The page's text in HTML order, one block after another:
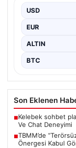
Türkiye Büyük
USD
EUR
ALTIN
BTC
Son Eklenen
■Kelebek sohbet
Ve Chat Deneyimi
■TBMM’de
Önergesi Kabul